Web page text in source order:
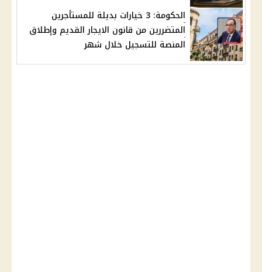
الحكومة: 3 خيارات بديلة للمستأجرين
المتضررين من قانون الايجار القديم وإطلاق
المنصة للتسجيل خلال شهر